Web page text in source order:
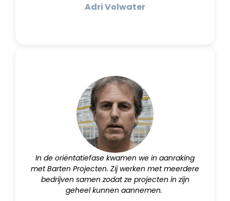
Adri Volwater
In de oriëntatiefase kwamen we in aanraking
met Barten Projecten. Zij werken met meerdere
bedrijven samen zodat ze projecten in zijn
geheel kunnen aannemen.